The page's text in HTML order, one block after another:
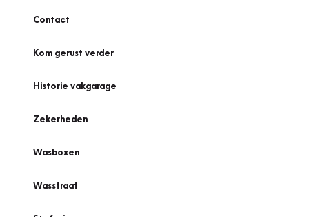
Contact
Kom gerust verder
Historie vakgarage
Zekerheden
Wasboxen
Wasstraat